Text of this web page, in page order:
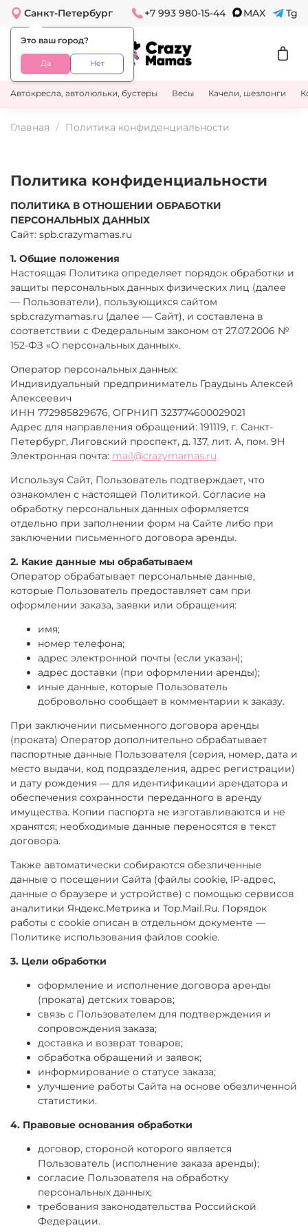
Санкт-Петербург +7 993 980-15-44 MAX Tg
Это ваш город?
Да Нет
Автокресла, автолюльки, бустеры Весы Качели, шезлонги
Главная Политика конфиденциальности
Политика конфиденциальности
ПОЛИТИКА В ОТНОШЕНИИ ОБРАБОТКИ
ПЕРСОНАЛЬНЫХ ДАННЫХ
Сайт: spb.crazymamas.ru
1. Общие положения
Настоящая Политика определяет порядок обработки и
защиты персональных данных физических лиц (далее
— Пользователи), пользующихся сайтом
spb.crazymamas.ru (далее — Сайт), и составлена в
соответствии с Федеральным законом от 27.07.2006 №
152-ФЗ «О персональных данных».
Оператор персональных данных:
Индивидуальный предприниматель Граудынь Алексей
Алексеевич
ИНН 772985829676, ОГРНИП 323774600029021
Адрес для направления обращений: 191119, г. Санкт-
Петербург, Лиговский проспект, д. 137, лит. А, пом. 9Н
Электронная почта: mail@crazymamas.ru
Используя Сайт, Пользователь подтверждает, что
ознакомлен с настоящей Политикой. Согласие на
обработку персональных данных оформляется
отдельно при заполнении форм на Сайте либо при
заключении письменного договора аренды.
2. Какие данные мы обрабатываем
Оператор обрабатывает персональные данные,
которые Пользователь предоставляет сам при
оформлении заказа, заявки или обращения:
имя;
номер телефона;
адрес электронной почты (если указан);
адрес доставки (при оформлении аренды);
иные данные, которые Пользователь
добровольно сообщает в комментарии к заказу.
При заключении письменного договора аренды
(проката) Оператор дополнительно обрабатывает
паспортные данные Пользователя (серия, номер, дата и
место выдачи, код подразделения, адрес регистрации)
и дату рождения — для идентификации арендатора и
обеспечения сохранности переданного в аренду
имущества. Копии паспорта не изготавливаются и не
хранятся; необходимые данные переносятся в текст
договора.
Также автоматически собираются обезличенные
данные о посещении Сайта (файлы cookie, IP-адрес,
данные о браузере и устройстве) с помощью сервисов
аналитики Яндекс.Метрика и Top.Mail.Ru. Порядок
работы с cookie описан в отдельном документе —
Политике использования файлов cookie.
3. Цели обработки
оформление и исполнение договора аренды
(проката) детских товаров;
связь с Пользователем для подтверждения и
сопровождения заказа;
доставка и возврат товаров;
обработка обращений и заявок;
информирование о статусе заказа;
улучшение работы Сайта на основе обезличенной
статистики.
4. Правовые основания обработки
договор, стороной которого является
Пользователь (исполнение заказа аренды);
согласие Пользователя на обработку
персональных данных;
требования законодательства Российской
Федерации.